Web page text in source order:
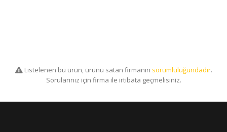
Listelenen bu ürün, ürünü satan firmanın sorumluluğundadır.
Sorularınız için firma ile irtibata geçmelisiniz.